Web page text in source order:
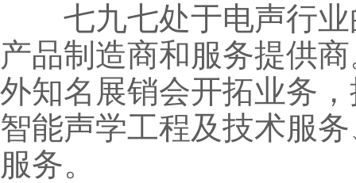
七九七处于电声行业
产品制造商和服务提供
外知名展销会开拓业务
智能声学工程及技术服
服务。